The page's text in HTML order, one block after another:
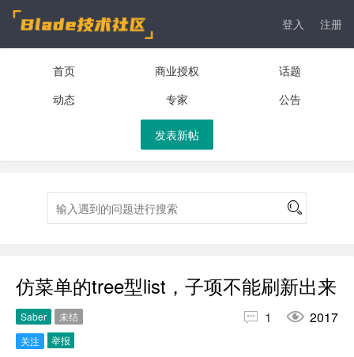
登入 注册
首页 商业授权
话题
动态
专家 公告
发表新帖
仿菜单的tree型list，子项不能刷新出来
Saber
未结
关注
举报
 1  2017